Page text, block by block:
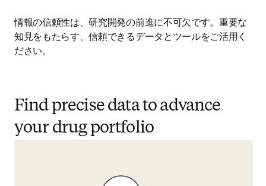
情報の信頼性は、研究開発の前進に不可欠です。重要な
知見をもたらす、信頼できるデータとツールをご活用く
ださい。
Find precise data to advance
your drug portfolio